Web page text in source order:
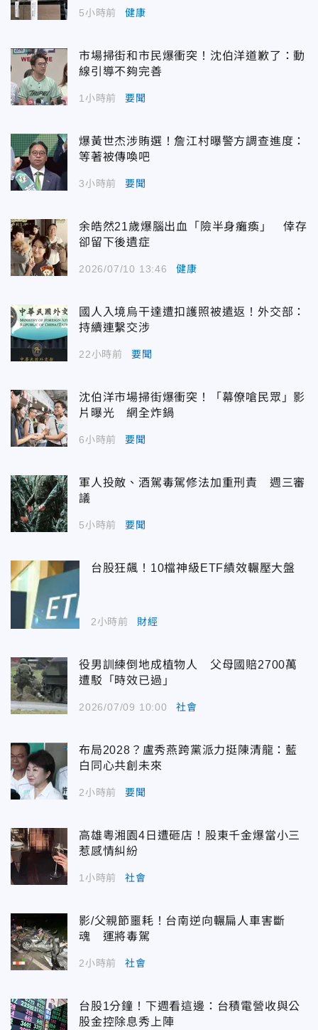
5小時前 健康
市場掃街和市民爆衝突！沈伯洋道歉了：動
線引導不夠完善
1小時前 要聞
爆黃世杰涉賄選！詹江村曝警方調查進度：
等著被傳喚吧
3小時前 要聞
余皓然21歲爆腦出血「險半身癱瘓」 倖存
卻留下後遺症
2026/07/10 13:46 健康
國人入境烏干達遭扣護照被遣返！外交部：
持續連繫交涉
22小時前 要聞
沈伯洋市場掃街爆衝突！「幕僚嗆民眾」影
片曝光 網全炸鍋
6小時前 要聞
軍人投敵、酒駕毒駕修法加重刑責 週三審
議
5小時前 要聞
台股狂飆！10檔神級ETF績效輾壓大盤
2小時前 財經
役男訓練倒地成植物人 父母國賠2700萬
遭駁「時效已過」
2026/07/09 10:00 社會
布局2028？盧秀燕跨黨派力挺陳清龍：藍
白同心共創未來
2小時前 要聞
高雄粵湘園4日遭砸店！股東千金爆當小三
惹感情糾紛
1小時前 社會
影/父親節噩耗！台南逆向輾扁人車害斷
魂 運將毒駕
2小時前 社會
台股1分鐘！下週看這邊：台積電營收與公
股金控除息秀上陣